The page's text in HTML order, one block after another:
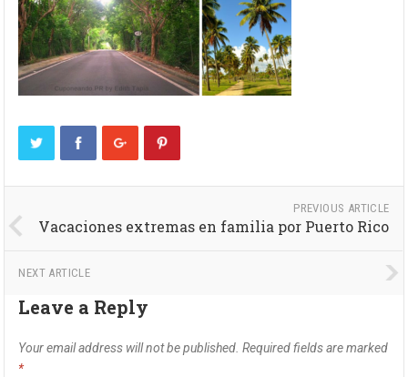
PREVIOUS ARTICLE
Vacaciones extremas en familia por Puerto Rico
NEXT ARTICLE
Leave a Reply
Your email address will not be published. Required fields are marked
*